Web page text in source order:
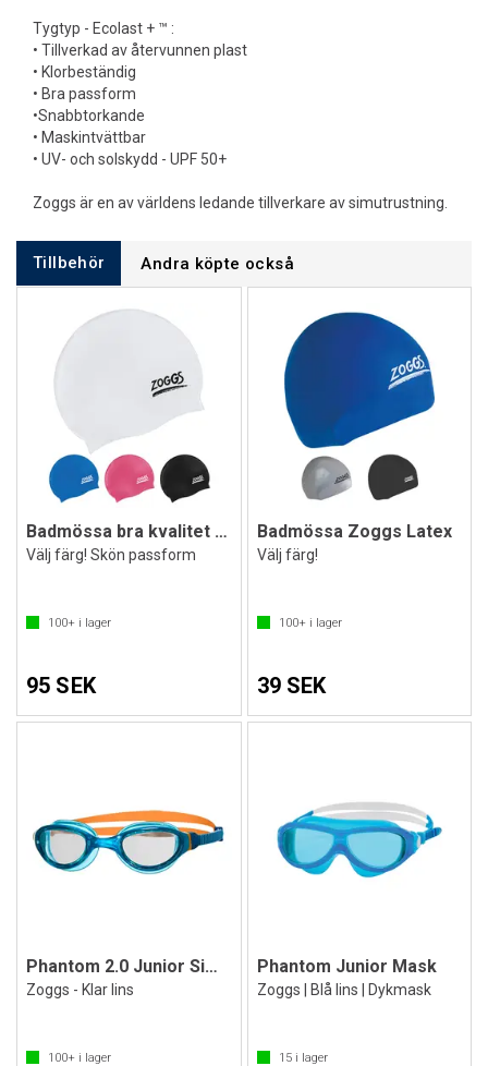
Tygtyp - Ecolast + ™ :
• Tillverkad av återvunnen plast
• Klorbeständig
• Bra passform
•Snabbtorkande
• Maskintvättbar
• UV- och solskydd - UPF 50+
Zoggs är en av världens ledande tillverkare av simutrustning.
Tillbehör Andra köpte också
Badmössa bra kvalitet Silikon Zoggs
Välj färg! Skön passform
100+ i lager
95 SEK
Badmössa Zoggs Latex
Välj färg!
100+i lager
39 SEK
Phantom 2.0 Junior Simglasögon
Zoggs - Klar lins
100+ i lager
Phantom Junior Mask
Zoggs | Blå lins | Dykmask
15i lager